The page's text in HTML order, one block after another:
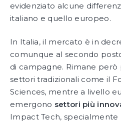
evidenziato alcune
italiano e quello europeo.
In Italia, il mercato è in
comunque al secondo
di campagne. Rimane
settori tradizionali come il
Sciences, mentre a livello
emergono settori più
Impact Tech, specialmente